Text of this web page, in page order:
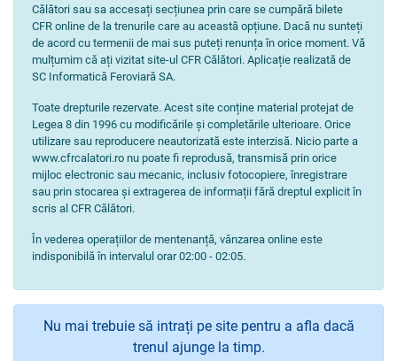
Călători sau sa accesați secțiunea prin care se cumpără bilete
CFR online de la trenurile care au această opțiune. Dacă nu sunteți
de acord cu termenii de mai sus puteți renunța în orice moment. Vă
mulțumim că ați vizitat site-ul CFR Călători. Aplicație realizată de
SC Informatică Feroviară SA.
Toate drepturile rezervate. Acest site conține material protejat de
Legea 8 din 1996 cu modificările și completările ulterioare. Orice
utilizare sau reproducere neautorizată este interzisă. Nicio parte a
www.cfrcalatori.ro nu poate fi reprodusă, transmisă prin orice
mijloc electronic sau mecanic, inclusiv fotocopiere, înregistrare
sau prin stocarea și extragerea de informații fără dreptul explicit în
scris al CFR Călători.
În vederea operațiilor de mentenanță, vânzarea online este
indisponibilă în intervalul orar 02:00 - 02:05.
Nu mai trebuie să intrați pe site pentru a afla dacă
trenul ajunge la timp.